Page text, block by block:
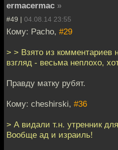
ermacermac »
#49 | 04.08.14 23:55
Кому: Pacho, #29
> > Взято из комментариев
взгляд - весьма неплохо,
Правду матку рубят.
Кому: cheshirski, #36
> А видали т.н. утренник
Вообще ад и израиль!